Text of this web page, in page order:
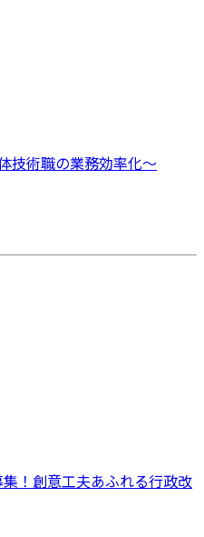
技術職の業務効率化～
！創意工夫あふれる行政改